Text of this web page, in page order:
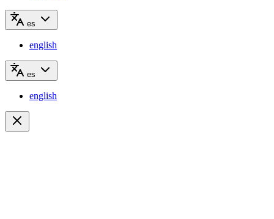
es
english
es
english